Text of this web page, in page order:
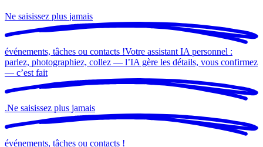
Ne saisissez plus jamais
événements, tâches ou contacts !Votre assistant IA personnel :
parlez, photographiez, collez — l’IA gère les détails, vous confirmez
— c’est fait
.Ne saisissez plus jamais
événements, tâches ou contacts !